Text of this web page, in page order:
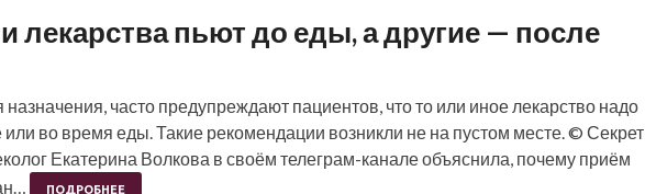
лекарства пьют до еды, а другие — после
часто предупреждают пациентов, что то или иное лекарство надо
или во время еды. Такие рекомендации возникли не на пустом месте. © Секрет
Екатерина Волкова в своём телеграм-канале объяснила, почему приём
ПОДРОБНЕЕ